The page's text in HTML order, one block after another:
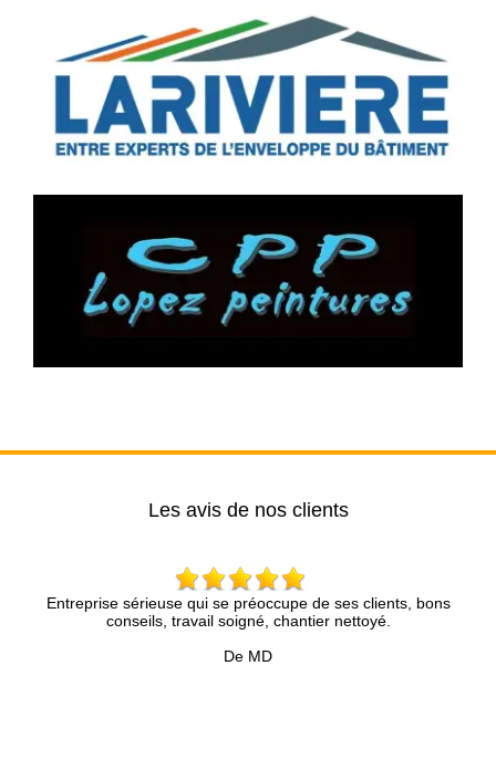
Les avis de nos clients
sérieuse qui se préoccupe de ses clients, bons
conseils, travail soigné, chantier nettoyé.
Brun